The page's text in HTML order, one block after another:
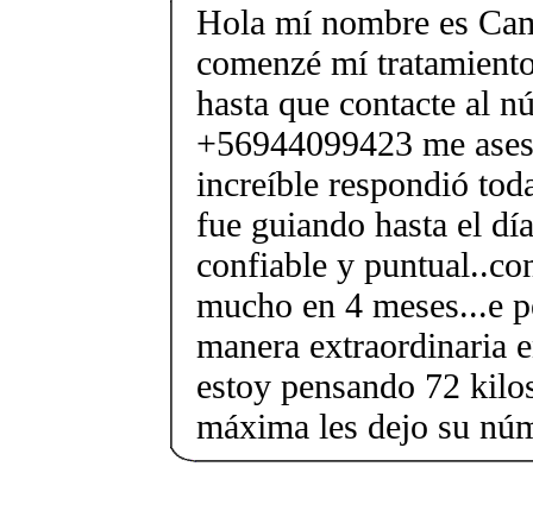
Hola mí nombre es
comenzé mí
hasta que contacte al
+56944099423 me
increíble respondió
fue guiando hasta el
confiable y
mucho en 4 meses...e
manera extraordinaria
estoy pensando 72
máxima les dejo su